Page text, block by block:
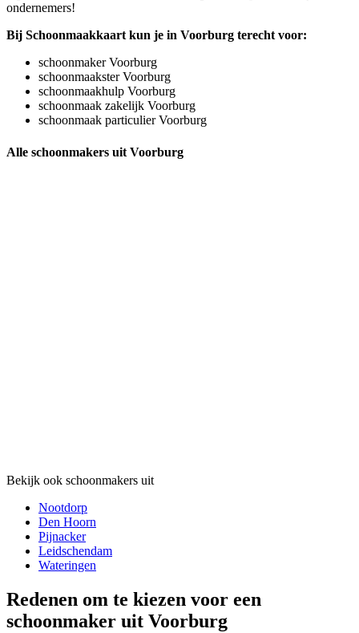
ondernemers!
Bij Schoonmaakkaart kun je in Voorburg terecht voor:
schoonmaker Voorburg
schoonmaakster Voorburg
schoonmaakhulp Voorburg
schoonmaak zakelijk Voorburg
schoonmaak particulier Voorburg
Alle schoonmakers uit Voorburg
Bekijk ook schoonmakers uit
Nootdorp
Den Hoorn
Pijnacker
Leidschendam
Wateringen
Redenen om te kiezen voor een
schoonmaker uit Voorburg